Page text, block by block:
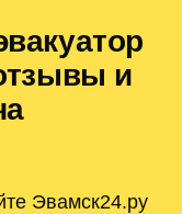
и
Эвамск24.ру